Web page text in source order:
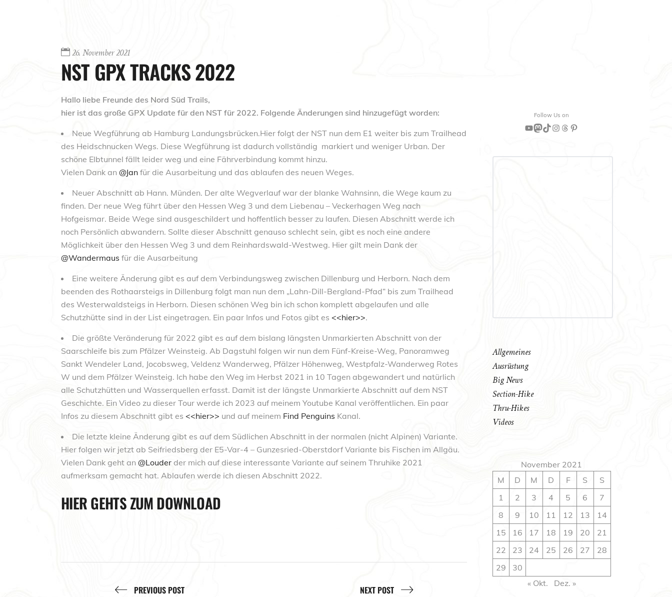
26. November 2021
NST GPX TRACKS 2022
Hallo liebe Freunde des Nord Süd Trails,
hier ist das große GPX Update für den NST für 2022. Folgende Änderungen sind hinzugefügt worden:
Neue Wegführung ab Hamburg Landungsbrücken.Hier folgt der NST nun dem E1 weiter bis zum Trailhead
des Heidschnucken Wegs. Diese Wegführung ist dadurch vollständig markiert und weniger Urban. Der
schöne Elbtunnel fällt leider weg und eine Fährverbindung kommt hinzu.
Vielen Dank an @Jan für die Ausarbeitung und das ablaufen des neuen Weges.
Neuer Abschnitt ab Hann. Münden. Der alte Wegverlauf war der blanke Wahnsinn, die Wege kaum zu
finden. Der neue Weg führt über den Hessen Weg 3 und dem Liebenau – Veckerhagen Weg nach
Hofgeismar. Beide Wege sind ausgeschildert und hoffentlich besser zu laufen. Diesen Abschnitt werde ich
noch Persönlich abwandern. Sollte dieser Abschnitt genauso schlecht sein, gibt es noch eine andere
Möglichkeit über den Hessen Weg 3 und dem Reinhardswald-Westweg. Hier gilt mein Dank der
@Wandermaus für die Ausarbeitung
Eine weitere Änderung gibt es auf dem Verbindungsweg zwischen Dillenburg und Herborn. Nach dem
beenden des Rothaarsteigs in Dillenburg folgt man nun dem „Lahn-Dill-Bergland-Pfad“ bis zum Trailhead
des Westerwaldsteigs in Herborn. Diesen schönen Weg bin ich schon komplett abgelaufen und alle
Schutzhütte sind in der List eingetragen. Ein paar Infos und Fotos gibt es <<hier>>.
Die größte Veränderung für 2022 gibt es auf dem bislang längsten Unmarkierten Abschnitt von der
Saarschleife bis zum Pfälzer Weinsteig. Ab Dagstuhl folgen wir nun dem Fünf-Kreise-Weg, Panoramweg
Sankt Wendeler Land, Jocobsweg, Veldenz Wanderweg, Pfälzer Höhenweg, Westpfalz-Wanderweg Rotes
W und dem Pfälzer Weinsteig. Ich habe den Weg im Herbst 2021 in 10 Tagen abgewandert und natürlich
alle Schutzhütten und Wasserquellen erfasst. Damit ist der längste Unmarkierte Abschnitt auf dem NST
Geschichte. Ein Video zu dieser Tour werde ich 2023 auf meinem Youtube Kanal veröffentlichen. Ein paar
Infos zu diesem Abschnitt gibt es <<hier>> und auf meinem Find Penguins Kanal.
Die letzte kleine Änderung gibt es auf dem Südlichen Abschnitt in der normalen (nicht Alpinen) Variante.
Hier folgen wir jetzt ab Seifriedsberg der E5-Var-4 – Gunzesried-Oberstdorf Variante bis Fischen im Allgäu.
Vielen Dank geht an @Louder der mich auf diese interessante Variante auf seinem Thruhike 2021
aufmerksam gemacht hat. Ablaufen werde ich diesen Abschnitt 2022.
HIER GEHTS ZUM DOWNLOAD
PREVIOUS POST NEXT POST
Follow Us on
YouTube
Mastodon
TikTok
Instagram
Threads
Pinterest
Allgemeines
Ausrüstung
Big News
Section-Hike
Thru-Hikes
Videos
November 2021
M
D M D F S
S
1
2 3 4 5 6
7
8
9 10 11 12 13
14
15
16 17 18 19 20
21
22
23 24 25 26 27
28
29
30
« Okt.
Dez. »